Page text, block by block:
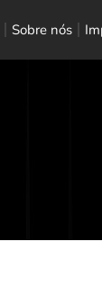
Sobre nós